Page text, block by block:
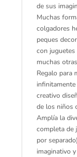
de sus
Muchas
colgadores
peques
con
muchas
Regalo para
creativo
de los niños
Amplía la
completa de
por
imaginativo